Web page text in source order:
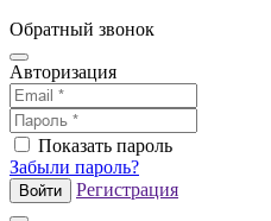
Обратный звонок
Авторизация
Показать пароль
Забыли пароль?
Войти Регистрация